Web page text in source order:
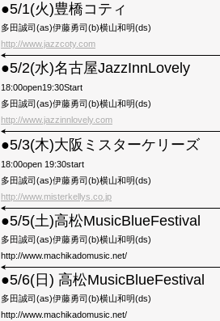
●5/1(火)豊橋コティ
多田誠司(as)伊藤勇司(b)横山和明(ds)
http://www.jazzcoty.com
●5/2(水)名古屋JazzInnLovely
18:00open19:30Start
多田誠司(as)伊藤勇司(b)横山和明(ds)
http://www.jazzinnlovely.com
●5/3(木)大阪ミスターケリーズ
18:00open 19:30start
多田誠司(as)伊藤勇司(b)横山和明(ds)
http://www.misterkellys.co.jp
●5/5(土)高松MusicBlueFestival
多田誠司(as)伊藤勇司(b)横山和明(ds)
http://www.machikadomusic.net/
●5/6(日) 高松MusicBlueFestival
多田誠司(as)伊藤勇司(b)横山和明(ds)
http://www.machikadomusic.net/